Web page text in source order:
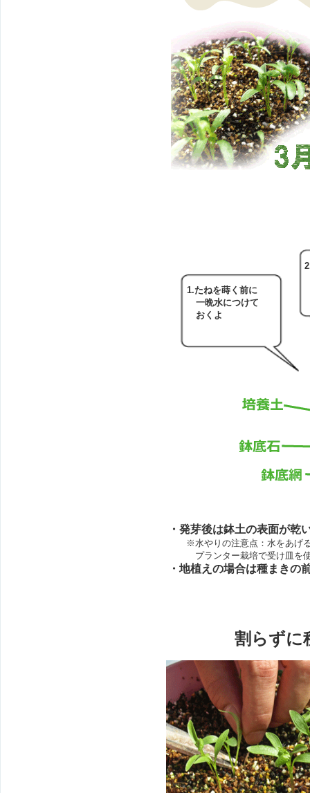
1.たねを蒔く前に
一晩水につけて
おくよ
・発芽後は鉢土の表面が乾
※水やりの注意点：水をあげる
プランター栽培で受け皿を使
・地植えの場合は種まきの
割らずに